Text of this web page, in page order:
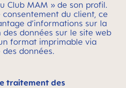
Club MAM » de son profil.
du client, ce
d’informations sur la
données sur le site web
format imprimable via
des données.
traitement des